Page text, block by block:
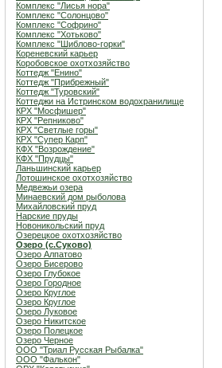
Комплекс "Лисья нора"
Комплекс "Солонцово"
Комплекс "Софрино"
Комплекс "Хотьково"
Комплекс "Шиблово-горки"
Кореневский карьер
Коробовское охотхозяйство
Коттедж "Енино"
Коттедж "Прибрежный"
Коттедж "Туровский"
Коттеджи на Истринском водохранилище
КРХ "Мосфишер"
КРХ "Репниково"
КРХ "Светлые горы"
КРХ "Супер Карп"
КФХ "Возрождение"
КФХ "Прудцы"
Ланьшинский карьер
Лотошинское охотхозяйство
Медвежьи озера
Минаевский дом рыболова
Михайловский пруд
Нарские пруды
Новоникольский пруд
Озерецкое охотхозяйство
Озеро (c.Суково)
Озеро Алпатово
Озеро Бисерово
Озеро Глубокое
Озеро Городное
Озеро Круглое
Озеро Круглое
Озеро Луковое
Озеро Никитское
Озеро Полецкое
Озеро Черное
ООО "Триал Русская Рыбалка"
ООО "Фалькон"